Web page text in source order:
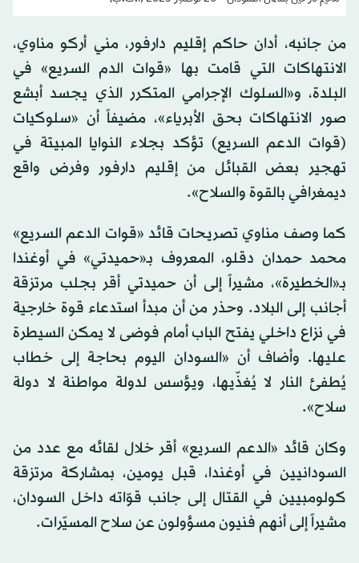
من جانبه، أدان حاكم إقليم دارفور، مني أركو مناوي،
الانتهاكات التي قامت بها «قوات الدم السريع» في
البلدة، و«السلوك الإجرامي المتكرر الذي يجسد أبشع
صور الانتهاكات بحق الأبرياء»، مضيفاً أن «سلوكيات
(قوات الدعم السريع) تؤكد بجلاء النوايا المبيتة في
تهجير بعض القبائل من إقليم دارفور وفرض واقع
ديمغرافي بالقوة والسلاح».
كما وصف مناوي تصريحات قائد «قوات الدعم السريع»
محمد حمدان دقلو، المعروف بـ«حميدتي» في أوغندا
بـ«الخطيرة»، مشيراً إلى أن حميدتي أقر بجلب مرتزقة
أجانب إلى البلاد. وحذر من أن مبدأ استدعاء قوة خارجية
في نزاع داخلي يفتح الباب أمام فوضى لا يمكن السيطرة
عليها. وأضاف أن «السودان اليوم بحاجة إلى خطاب
يُطفئ النار لا يُغذّيها، ويؤسس لدولة مواطنة لا دولة
سلاح».
وكان قائد «الدعم السريع» أقر خلال لقائه مع عدد من
السودانيين في أوغندا، قبل يومين، بمشاركة مرتزقة
كولومبيين في القتال إلى جانب قوّاته داخل السودان،
مشيراً إلى أنهم فنيون مسؤولون عن سلاح المسيّرات.